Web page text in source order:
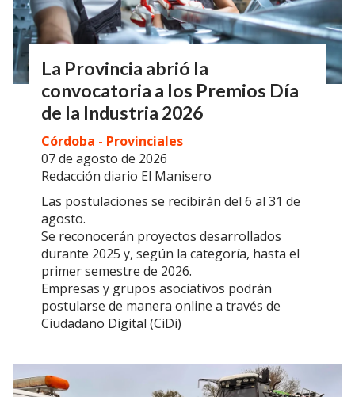
La Provincia abrió la
convocatoria a los Premios Día
de la Industria 2026
Redacción diario El Manisero
Córdoba - Provinciales
07 de agosto de 2026
Las postulaciones se recibirán del 6 al 31 de
agosto.
Se reconocerán proyectos desarrollados
durante 2025 y, según la categoría, hasta el
primer semestre de 2026.
Empresas y grupos asociativos podrán
postularse de manera online a través de
Ciudadano Digital (CiDi)